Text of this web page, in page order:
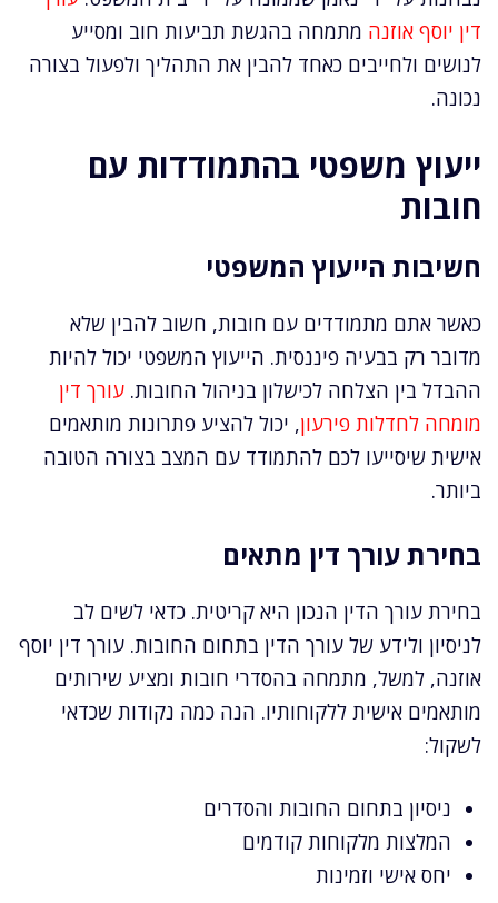
דין יוסף אוזנה מתמחה בהגשת תביעות חוב ומסייע
לנושים ולחייבים כאחד להבין את התהליך ולפעול בצורה
נכונה.
ייעוץ משפטי בהתמודדות עם
חובות
חשיבות הייעוץ המשפטי
כאשר אתם מתמודדים עם חובות, חשוב להבין שלא
מדובר רק בבעיה פיננסית. הייעוץ המשפטי יכול להיות
ההבדל בין הצלחה לכישלון בניהול החובות. עורך דין
מומחה לחדלות פירעון, יכול להציע פתרונות מותאמים
אישית שיסייעו לכם להתמודד עם המצב בצורה הטובה
ביותר.
בחירת עורך דין מתאים
בחירת עורך הדין הנכון היא קריטית. כדאי לשים לב
לניסיון ולידע של עורך הדין בתחום החובות. עורך דין יוסף
אוזנה, למשל, מתמחה בהסדרי חובות ומציע שירותים
מותאמים אישית ללקוחותיו. הנה כמה נקודות שכדאי
לשקול:
ניסיון בתחום החובות והסדרים
המלצות מלקוחות קודמים
יחס אישי וזמינות